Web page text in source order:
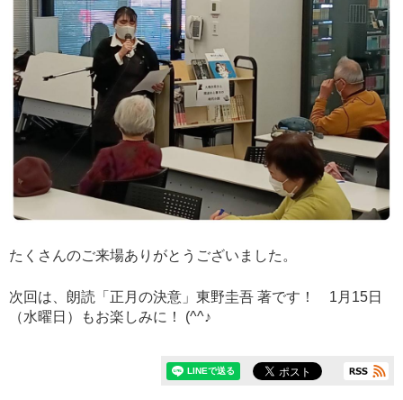
たくさんのご来場ありがとうございました。
次回は、朗読「正月の決意」東野圭吾 著です！ 1月15日
（水曜日）もお楽しみに！ (^^♪